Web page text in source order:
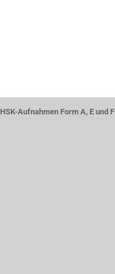
HSK-Aufnahmen Form A, E und F